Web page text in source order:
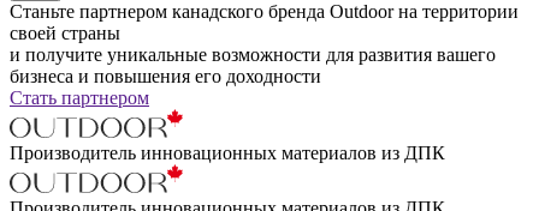
Станьте партнером канадского бренда Outdoor на территории
своей страны
и получите уникальные возможности для развития вашего
бизнеса и повышения его доходности
Стать партнером
Производитель инновационных материалов из ДПК